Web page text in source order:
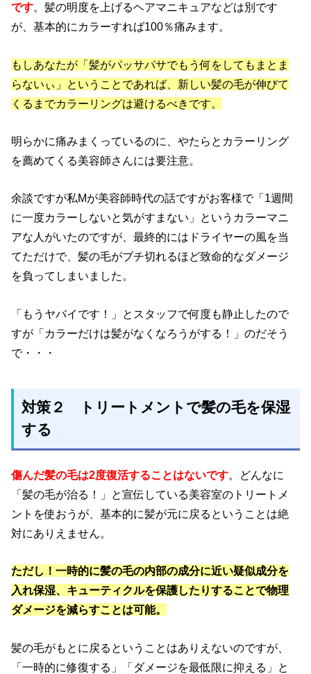
です。髪の明度を上げるヘアマニキュアなどは別です
が、基本的にカラーすれば100％痛みます。
もしあなたが「髪がパッサパサでもう何をしてもまとま
らないぃ」ということであれば、新しい髪の毛が伸びて
くるまでカラーリングは避けるべきです。
明らかに痛みまくっているのに、やたらとカラーリング
を薦めてくる美容師さんには要注意。
余談ですが私Mが美容師時代の話ですがお客様で「1週間
に一度カラーしないと気がすまない」というカラーマニ
アな人がいたのですが、最終的にはドライヤーの風を当
てただけで、髪の毛がブチ切れるほど致命的なダメージ
を負ってしまいました。
「もうヤバイです！」とスタッフで何度も静止したので
すが「カラーだけは髪がなくなろうがする！」のだそう
で・・・
対策２ トリートメントで髪の毛を保湿
する
傷んだ髪の毛は2度復活することはないです。どんなに
「髪の毛が治る！」と宣伝している美容室のトリートメ
ントを使おうが、基本的に髪が元に戻るということは絶
対にありえません。
ただし！一時的に髪の毛の内部の成分に近い疑似成分を
入れ保湿、キューティクルを保護したりすることで物理
ダメージを減らすことは可能。
髪の毛がもとに戻るということはありえないのですが、
「一時的に修復する」「ダメージを最低限に抑える」と